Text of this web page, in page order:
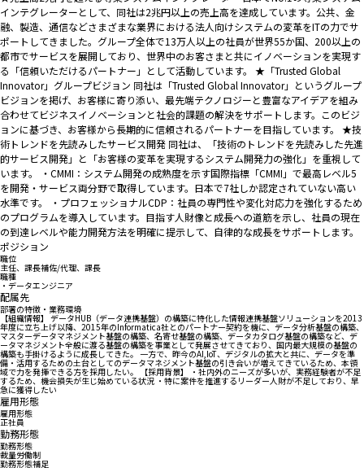
インテグレーターとして、同社は2兆円以上の売上高を達成しています。公共、金
融、製造、通信などさまざまな業界における法人向けシステムの変革をITの力でサ
ポートしてきました。グループ全体で13万人以上の社員が世界55か国、200以上の
都市でサービスを展開しており、世界中のお客さまと共にイノベーションを実現す
る「信頼いただけるパートナー」として活動しています。 ★「Trusted Global
Innovator」グループビジョン 同社は「Trusted Global Innovator」というグループ
ビジョンを掲げ、お客様に寄り添い、最先端テクノロジーと豊富なアイデアを組み
合わせてビジネスイノベーションと社会的課題の解決をサポートします。このビジ
ョンに基づき、お客様から長期的に信頼されるパートナーを目指しています。 ★技
術トレンドを先読みしたサービス開発 同社は、「技術のトレンドを先読みした先進
的サービス開発」と「お客様の変革を実現するシステム開発力の強化」を重視して
います。 ・CMMI：システム開発の成熟度を示す国際指標「CMMI」で最高レベル5
を開発・サービス両分野で取得しています。日本で7社しか認定されていない高い
水準です。 ・プロフェッショナルCDP：社員の専門性や変化対応力を強化するため
のプログラムを導入しています。目指す人財像と成長への道筋を示し、社員の現在
の到達レベルや能力開発方法を明確に提示して、自律的な成長をサポートします。
ポジション
職位
主任、課長補佐/代理、課長
職種
・データエンジニア
配属先
部署の特徴・業務環境
【組織情報】 データHUB（データ連携基盤）の構築に特化した情報連携基盤ソリューションを2013
年度に立ち上げ以降、2015年のInformatica社とのパートナー契約を機に、データ分析基盤の構築、
マスターデータマネジメント基盤の構築、名寄せ基盤の構築、データカタログ基盤の構築など、デ
ータマネジメント全般に渡る基盤の構築を事業として発展させてきており、国内最大規模の基盤の
構築も手掛けるように成長してきた。 一方で、昨今のAI,IoT、デジタルの拡大と共に、データを準
備・活用するための土台としてのデータマネジメント基盤の引き合いが増えてきているため、本領
域で力を発揮できる方を採用したい。 【採用背景】 ・社内外のニーズが多いが、実務経験者が不足
するため、機会損失が生じ始めている状況 ・特に案件を推進するリーダー人財が不足しており、早
急に獲得したい
雇用形態
雇用形態
正社員
勤務形態
勤務形態
裁量労働制
勤務形態補足